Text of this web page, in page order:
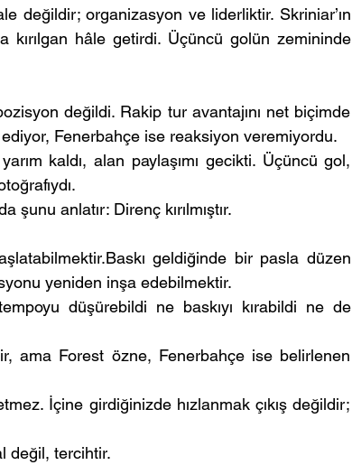
değildir; organizasyon ve liderliktir. Skriniar’ın
kırılgan hâle getirdi. Üçüncü golün zemininde
değildi. Rakip tur avantajını net biçimde
Fenerbahçe ise reaksiyon veremiyordu.
kaldı, alan paylaşımı gecikti. Üçüncü gol,
anlatır: Direnç kırılmıştır.
geldiğinde bir pasla düzen
yeniden inşa edebilmektir.
düşürebildi ne baskıyı kırabildi ne de
ama Forest özne, Fenerbahçe ise belirlenen
İçine girdiğinizde hızlanmak çıkış değildir;
değil, tercihtir.